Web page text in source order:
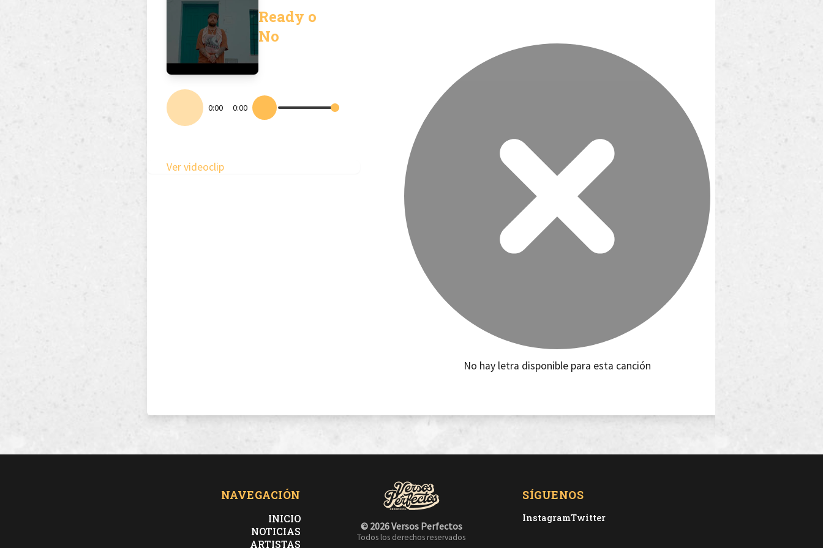
Ready o
No
0:00 0:00
Ver videoclip
No hay letra disponible para esta canción
NAVEGACIÓN
INICIO
NOTICIAS
ARTISTAS
© 2026 Versos Perfectos
Todos los derechos reservados
SÍGUENOS
InstagramTwitter